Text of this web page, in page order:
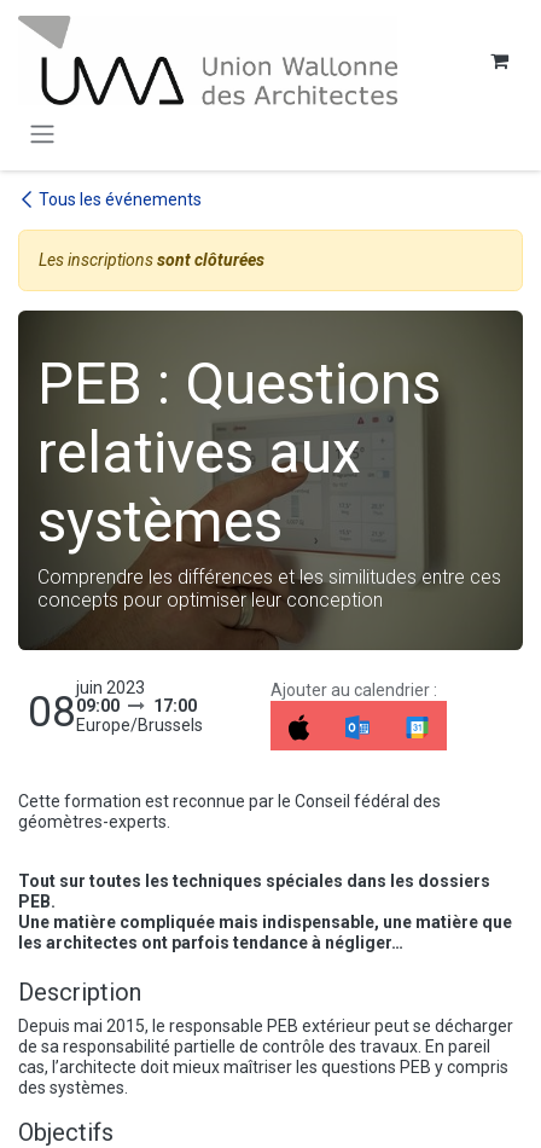
Tous les événements
Les inscriptionssont clôturées
PEB : Questions
relatives aux
systèmes
Comprendre les différences et les similitudes entre ces
concepts pour optimiser leur conception
08juin 2023
09:00
17:00
Europe/Brussels
Ajouter au calendrier :
Cette formation est reconnue par le Conseil fédéral des
géomètres-experts.
Tout sur toutes les techniques spéciales dans les dossiers
PEB.
Une matière compliquée mais indispensable, une matière que
les architectes ont parfois tendance à négliger…
Description
Depuis mai 2015, le responsable PEB extérieur peut se décharger
de sa responsabilité partielle de contrôle des travaux. En pareil
cas, l’architecte doit mieux maîtriser les questions PEB y compris
des systèmes.
Objectifs